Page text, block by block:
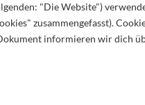
"Die Website")
zusammengefasst).
informieren wir dich